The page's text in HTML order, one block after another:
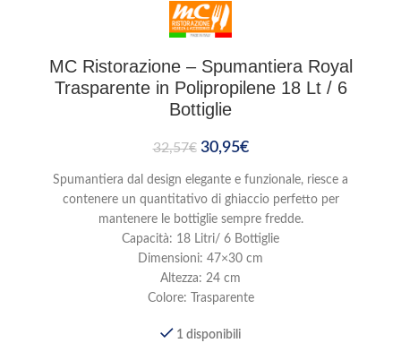
MC Ristorazione – Spumantiera Royal
Trasparente in Polipropilene 18 Lt / 6
Bottiglie
32,57€ 30,95€
Spumantiera dal design elegante e funzionale, riesce a
contenere un quantitativo di ghiaccio perfetto per
mantenere le bottiglie sempre fredde.
Capacità: 18 Litri/ 6 Bottiglie
Dimensioni: 47×30 cm
Altezza: 24 cm
Colore: Trasparente
1 disponibili